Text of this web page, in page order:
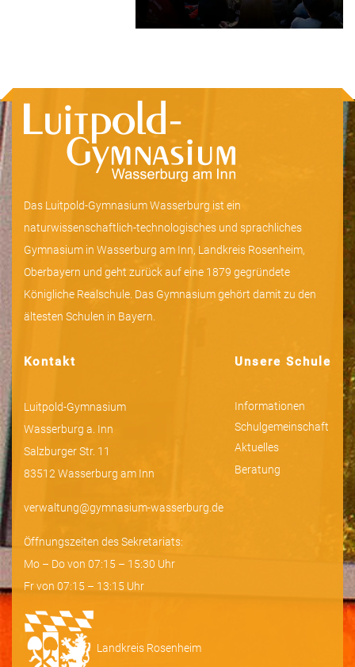
Das Luitpold-Gymnasium Wasserburg ist ein
naturwissenschaftlich-technologisches und sprachliches
Gymnasium in Wasserburg am Inn, Landkreis Rosenheim,
Oberbayern und geht zurück auf eine 1879 gegründete
Königliche Realschule. Das Gymnasium gehört damit zu den
ältesten Schulen in Bayern.
Kontakt
Luitpold-Gymnasium
Wasserburg a. Inn
Salzburger Str. 11
83512 Wasserburg am Inn
verwaltung@gymnasium-wasserburg.de
Öffnungszeiten des Sekretariats:
Mo – Do von 07:15 – 15:30 Uhr
Fr von 07:15 – 13:15 Uhr
Landkreis Rosenheim
Unsere Schule
Informationen
Schulgemeinschaft
Aktuelles
Beratung